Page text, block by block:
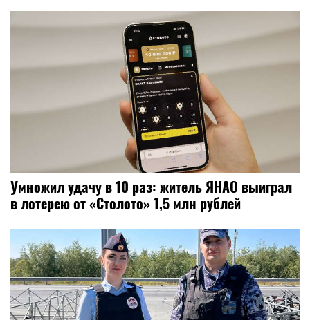
Умножил удачу в 10 раз: житель ЯНАО выиграл
в лотерею от «Столото» 1,5 млн рублей